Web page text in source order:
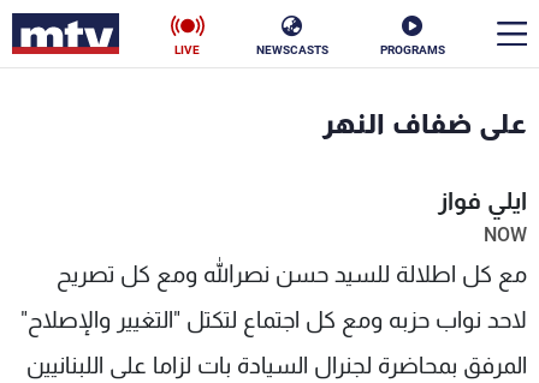
PROGRAMS
NEWSCASTS
LIVE
على ضفاف النهر
ايلي فواز
NOW
مع كل اطلالة للسيد حسن نصرالله ومع كل تصريح
لاحد نواب حزبه ومع كل اجتماع لتكتل "التغيير والإصلاح"
المرفق بمحاضرة لجنرال السيادة بات لزاما على اللبنانيين
الأخبار
سياسة
إقتصاد فن
منوعات رياضة